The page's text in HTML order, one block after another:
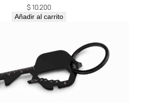
$10.200
Añadir al carrito